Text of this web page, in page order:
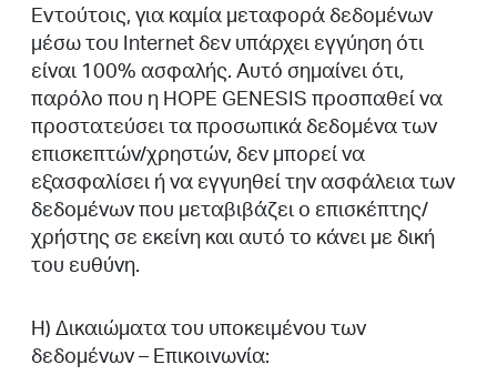
Εντούτοις, για καμία μεταφορά δεδομένων
μέσω του Internet δεν υπάρχει εγγύηση ότι
είναι 100% ασφαλής. Αυτό σημαίνει ότι,
παρόλο που η HOPE GENESIS προσπαθεί να
προστατεύσει τα προσωπικά δεδομένα των
επισκεπτών/χρηστών, δεν μπορεί να
εξασφαλίσει ή να εγγυηθεί την ασφάλεια των
δεδομένων που μεταβιβάζει ο επισκέπτης/
χρήστης σε εκείνη και αυτό το κάνει με δική
του ευθύνη.
Η) Δικαιώματα του υποκειμένου των
δεδομένων – Επικοινωνία: